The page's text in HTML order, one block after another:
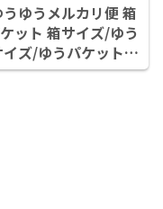
うゆうメルカリ便 箱
ット 箱サイズ/ゆう
ズ/ゆうパケットプ
ック 箱サイズ】